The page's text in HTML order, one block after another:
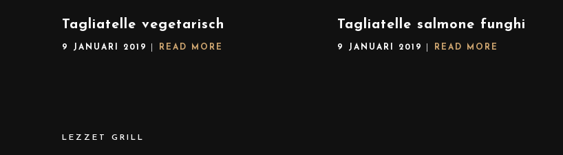
Tagliatelle vegetarisch
9 JANUARI 2019 READ MORE
Tagliatelle salmone funghi
9 JANUARI 2019 READ MORE
LEZZET GRILL